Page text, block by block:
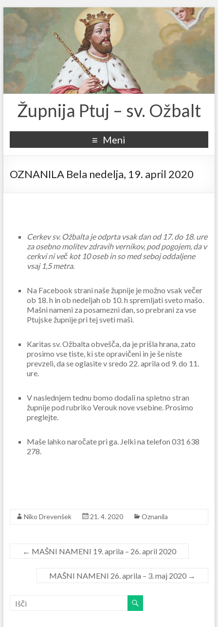
Župnija Ptuj – sv. Ožbalt
Meni
OZNANILA Bela nedelja, 19. april 2020
Cerkev sv. Ožbalta je odprta vsak dan od 17. do 18. ure
za osebno molitev zdravih vernikov, pod pogojem, da v
cerkvi ni več kot 10 oseb in so med seboj oddaljene
vsaj 1,5 metra.
Na Facebook strani naše župnije je možno vsak večer
ob 18. h in ob nedeljah ob 10. h spremljati sveto mašo.
Mašni nameni za posamezni dan, so prebrani za vse
Ptujske župnije pri tej sveti maši.
Karitas sv. Ožbalta obvešča, da je prišla hrana, zato
prosimo vse tiste, ki ste opravičeni in je še niste
prevzeli, da se oglasite v sredo 22. aprila od 9. do 11.
ure.
V naslednjem tednu bomo dodali na spletno stran
župnije pod rubriko Verouk nove vsebine. Prosimo
preglejte.
Maše lahko naročate pri ga. Jelki na telefon 031 638
278.
Niko Drevenšek 21. 4. 2020 Oznanila
← MAŠNI NAMENI 19. aprila – 26. april 2020
MAŠNI NAMENI 26. aprila – 3. maj 2020 →